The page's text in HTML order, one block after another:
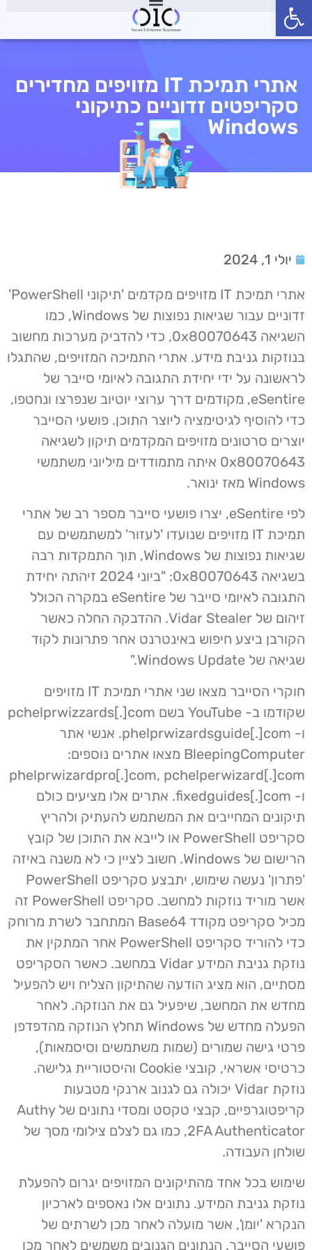
פתח סרגל נגישות
אתרי תמיכת IT מזויפים מחדירים
סקריפטים זדוניים כתיקוני
Windows
יולי 1, 2024
אתרי תמיכת IT מזויפים מקדמים 'תיקוני PowerShell'
זדוניים עבור שגיאות נפוצות של Windows, כמו
השגיאה 0x80070643, כדי להדביק מערכות מחשוב
בנוזקות גניבת מידע. אתרי התמיכה המזויפים, שהתגלו
לראשונה על ידי יחידת התגובה לאיומי סייבר של
eSentire, מקודמים דרך ערוצי יוטיוב שנפרצו ונחטפו,
כדי להוסיף לגיטימציה ליוצר התוכן. פושעי הסייבר
יוצרים סרטונים מזויפים המקדמים תיקון לשגיאה
0x80070643 איתה מתמודדים מיליוני משתמשי
Windows מאז ינואר.
לפי eSentire, יצרו פושעי סייבר מספר רב של אתרי
תמיכת IT מזויפים שנועדו 'לעזור' למשתמשים עם
שגיאות נפוצות של Windows, תוך התמקדות רבה
בשגיאה 0x80070643: "ביוני 2024 זיהתה יחידת
התגובה לאיומי סייבר של eSentire במקרה הכולל
זיהום של Vidar Stealer. ההדבקה החלה כאשר
הקורבן ביצע חיפוש באינטרנט אחר פתרונות לקוד
שגיאה של Windows Update."
חוקרי הסייבר מצאו שני אתרי תמיכת IT מזויפים
שקודמו ב- YouTube בשם pchelprwizzards[.]com
ו- phelprwizardsguide[.]com. אנשי אתר
BleepingComputer מצאו אתרים נוספים:
phelprwizardpro[.]com, pchelperwizard[.]com
ו- fixedguides[.]com. אתרים אלו מציעים כולם
תיקונים המחייבים את המשתמש להעתיק ולהריץ
סקריפט PowerShell או לייבא את התוכן של קובץ
הרישום של Windows. חשוב לציין כי לא משנה באיזה
'פתרון' נעשה שימוש, יתבצע סקריפט PowerShell
אשר מוריד נוזקות למחשב. סקריפט PowerShell זה
מכיל סקריפט מקודד Base64 המתחבר לשרת מרוחק
כדי להוריד סקריפט PowerShell אחר המתקין את
נוזקת גניבת המידע Vidar במחשב. כאשר הסקריפט
מסתיים, הוא מציג הודעה שהתיקון הצליח ויש להפעיל
מחדש את המחשב, שיפעיל גם את הנוזקה. לאחר
הפעלה מחדש של Windows תחלץ הנוזקה מהדפדפן
פרטי גישה שמורים (שמות משתמשים וסיסמאות),
כרטיסי אשראי, קובצי Cookie והיסטוריית גלישה.
נוזקת Vidar יכולה גם לגנוב ארנקי מטבעות
קריפטוגרפיים, קבצי טקסט ומסדי נתונים של Authy
2FA Authenticator, כמו גם לצלם צילומי מסך של
שולחן העבודה.
שימוש בכל אחד מהתיקונים המזויפים יגרום להפעלת
נוזקת גניבת המידע. נתונים אלו נאספים לארכיון
הנקרא 'יומן', אשר מועלה לאחר מכן לשרתים של
פושעי הסייבר. הנתונים הגנובים משמשים לאחר מכן